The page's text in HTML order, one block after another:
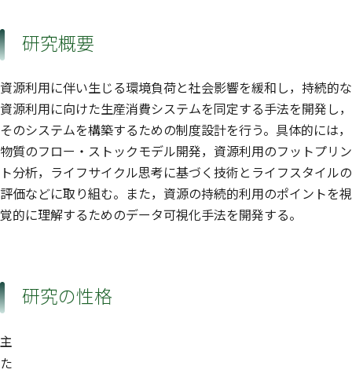
研究概要
資源利用に伴い生じる環境負荷と社会影響を緩和し，持続的な
資源利用に向けた生産消費システムを同定する手法を開発し，
そのシステムを構築するための制度設計を行う。具体的には，
物質のフロー・ストックモデル開発，資源利用のフットプリン
ト分析，ライフサイクル思考に基づく技術とライフスタイルの
評価などに取り組む。また，資源の持続的利用のポイントを視
覚的に理解するためのデータ可視化手法を開発する。
研究の性格
主
た